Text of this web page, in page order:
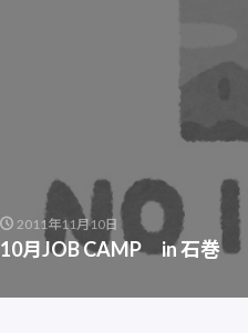
2011年11月10日
10月JOB CAMP in 石巻